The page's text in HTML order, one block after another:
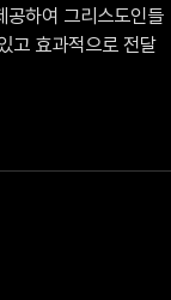
하여 그리스도인들
고 효과적으로 전달